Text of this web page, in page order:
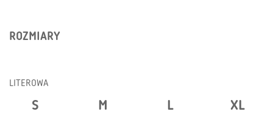
ROZMIARY
LITEROWA
S M L XL